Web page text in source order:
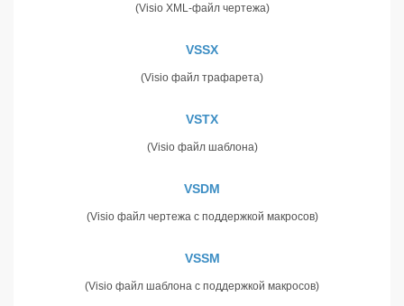
(Visio XML-файл чертежа)
VSSX
(Visio файл трафарета)
VSTX
(Visio файл шаблона)
VSDM
(Visio файл чертежа с поддержкой макросов)
VSSM
(Visio файл шаблона с поддержкой макросов)